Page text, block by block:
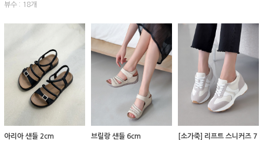
뷰수 : 18개
아리아 샌들 2cm
브릴랑 샌들 6cm
[소가죽] 리프트 스니커즈 7